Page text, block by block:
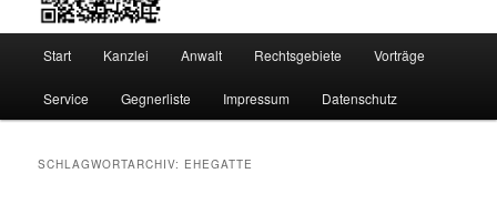
Start Kanzlei Anwalt Rechtsgebiete Vorträge
Service Gegnerliste Impressum Datenschutz
SCHLAGWORTARCHIV: EHEGATTE